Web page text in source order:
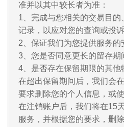
准并以其中较长者为准：
1、完成与您相关的交易目
记录，以应对您的查询或投诉
2、保证我们为您提供服务的
3、您是否同意更长的留存期
4、是否存在保留期限的其他
在超出保留期间后，我们会
要求删除您的个人信息，或
在注销账户后，我们将在15
服务，并根据您的要求，删